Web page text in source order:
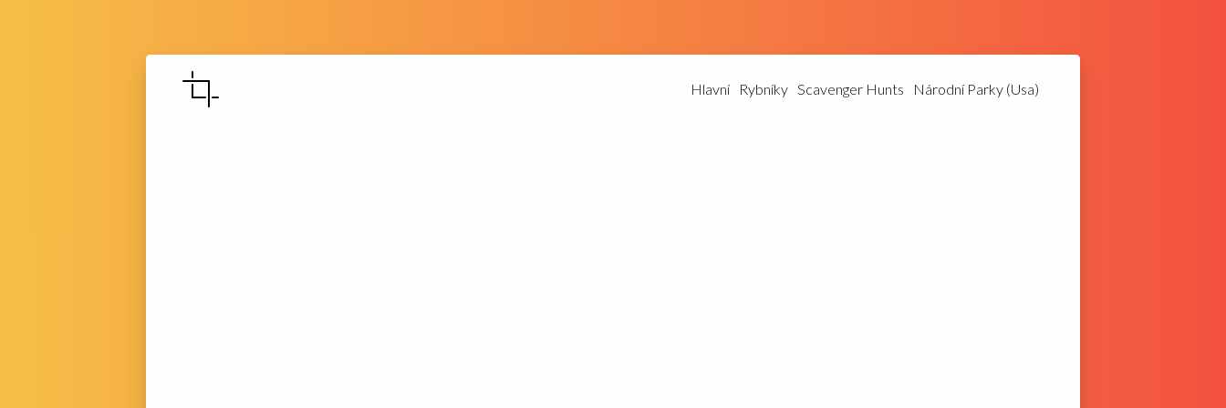
Hlavní Rybníky Scavenger Hunts Národní Parky (Usa)